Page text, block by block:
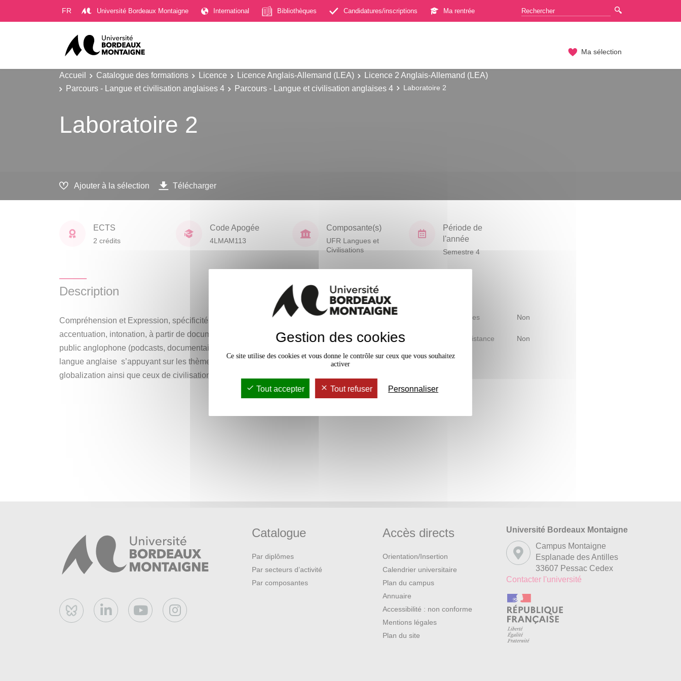
FR Université Bordeaux Montaigne International Bibliothèques Candidatures/inscriptions Ma rentrée
Ma sélection
Accueil Catalogue des formations Licence Licence Anglais-Allemand (LEA)
Licence 2 Anglais-Allemand (LEA)
Parcours - Langue et civilisation anglaises 4
Parcours - Langue et civilisation anglaises 4 Laboratoire 2
Laboratoire 2
Ajouter à la sélection Télécharger
ECTS
2 crédits
Code Apogée
4LMAM113
Composante(s)
UFR Langues et
Civilisations
Période de
l'année
Semestre 4
Description
Compréhension et Expression, spécificités de la langue parlée : prononciation,
accentuation, intonation, à partir de documents authentiques destinés à un
public anglophone (podcasts, documentaires radio) issus de l’actualité en
langue anglaise s’appuyant sur les thèmes retenus en langue écrite : work et
globalization ainsi que ceux de civilisation.
Mobilité d'études Non
Accessible à distance Non
Bluesky
Catalogue
Par diplômes
Par secteurs d’activité
Par composantes
Accès directs
Orientation/Insertion
Calendrier universitaire
Plan du campus
Annuaire
Accessibilité : non conforme
Mentions légales
Plan du site
Université Bordeaux Montaigne
Campus Montaigne
Esplanade des Antilles
33607 Pessac Cedex
Contacter l'université
Gestion des cookies
Ce site utilise des cookies et vous donne le contrôle sur ceux que vous souhaitez
activer
Tout accepter Tout refuser Personnaliser